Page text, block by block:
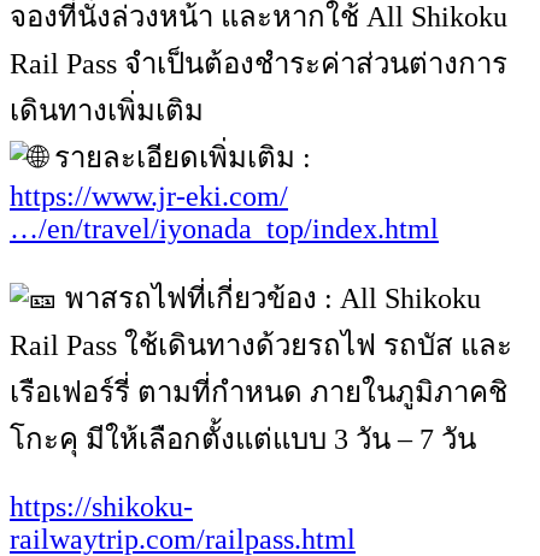
จองที่นั่งล่วงหน้า และหากใช้ All Shikoku
Rail Pass จำเป็นต้องชำระค่าส่วนต่างการ
เดินทางเพิ่มเติม
รายละเอียดเพิ่มเติม :
https://www.jr-eki.com/
…/en/travel/iyonada_top/index.html
พาสรถไฟที่เกี่ยวข้อง : All Shikoku
Rail Pass ใช้เดินทางด้วยรถไฟ รถบัส และ
เรือเฟอร์รี่ ตามที่กำหนด ภายในภูมิภาคชิ
โกะคุ มีให้เลือกตั้งแต่แบบ 3 วัน – 7 วัน
https://shikoku-
railwaytrip.com/railpass.html